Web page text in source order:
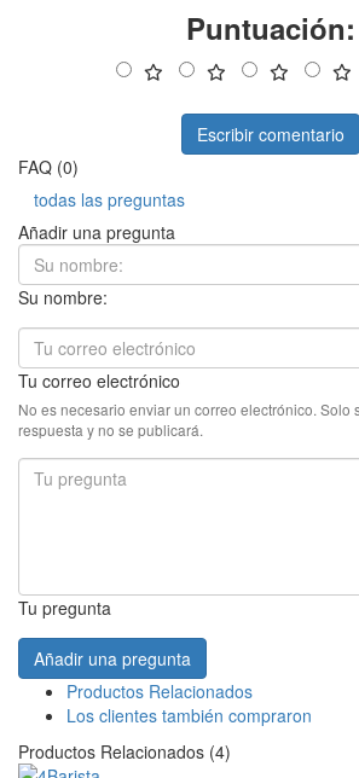
Puntuación:
Escribir comentario
FAQ (0)
todas las preguntas
Añadir una pregunta
Su nombre:
Tu correo electrónico
No es necesario enviar un correo electrónico. Solo
respuesta y no se publicará.
Tu pregunta
Añadir una pregunta
Productos Relacionados
Los clientes también compraron
Productos Relacionados (4)